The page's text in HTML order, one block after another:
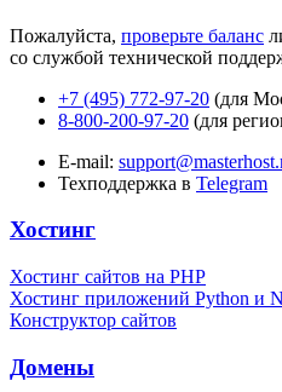
Пожалуйста, проверьте баланс
со службой технической
+7 (495) 772-97-20 (для
8-800-200-97-20 (для
E-mail:
Техподдержка в Telegram
Хостинг
Хостинг сайтов на PHP
Хостинг приложений Python и
Конструктор сайтов
Домены